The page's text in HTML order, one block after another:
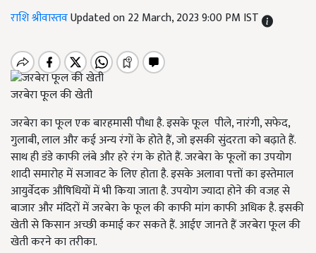
राशि श्रीवास्तवUpdated on 22 March, 2023 9:00 PM IST
जरबेरा फूल की खेती
जरबेरा का फूल एक बारहमासी पौधा है. इसके फूल पीले, नारंगी, सफेद,
गुलाबी, लाल और कई अन्य रंगों के होते हैं, जो इसकी सुंदरता को बढ़ाते हैं.
साथ ही डंडे काफी लंबे और हरे रंग के होते हैं. जरबेरा के फूलों का उपयोग
शादी समारोह में सजावट के लिए होता है. इसके अलावा पत्तों का इस्तेमाल
आयुर्वेदक औषिधियों में भी किया जाता है. उपयोग ज्यादा होने की वजह से
बाजार और मंदिरों में जरबेरा के फूल की काफी मांग काफी अधिक है. इसकी
खेती से किसान अच्छी कमाई कर सकते हैं. आईए जानते हैं जरबेरा फूल की
खेती करने का तरीका.